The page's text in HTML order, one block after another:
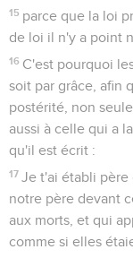
15 parce que la loi
de loi il n'y a point
16 C'est pourquoi
soit par grâce, afin
postérité, non
aussi à celle qui a
qu'il est écrit :
17 Je t'ai établi père
notre père devant
aux morts, et qui
comme si elles